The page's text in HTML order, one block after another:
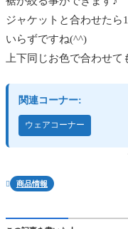
ジャケットと合わせたら
いらずですね(^^)
上下同じお色で合わせ
関連コーナー:
ウェアコーナー
 商品情報